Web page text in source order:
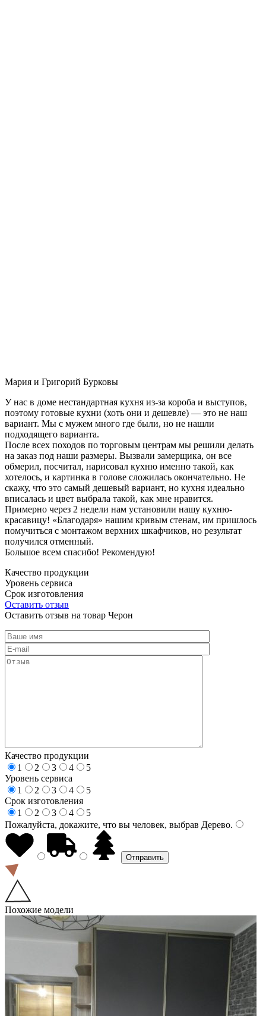
Мария и Григорий Бурковы
У нас в доме нестандартная кухня из-за короба и выступов,
поэтому готовые кухни (хоть они и дешевле) — это не наш
вариант. Мы с мужем много где были, но не нашли
подходящего варианта.
После всех походов по торговым центрам мы решили делать
на заказ под наши размеры. Вызвали замерщика, он все
обмерил, посчитал, нарисовал кухню именно такой, как
хотелось, и картинка в голове сложилась окончательно. Не
скажу, что это самый дешевый вариант, но кухня идеально
вписалась и цвет выбрала такой, как мне нравится.
Примерно через 2 недели нам установили нашу кухню-
красавицу! «Благодаря» нашим кривым стенам, им пришлось
помучиться с монтажом верхних шкафчиков, но результат
получился отменный.
Большое всем спасибо! Рекомендую!
Качество продукции
Уровень сервиса
Срок изготовления
Оставить отзыв
Оставить отзыв на товар Черон
Качество продукции
1
2 3 4
5
Уровень сервиса
1
2 3 4
5
Срок изготовления
1
2 3 4
5
Пожалуйста, докажите, что вы человек, выбрав Дерево.
Похожие модели